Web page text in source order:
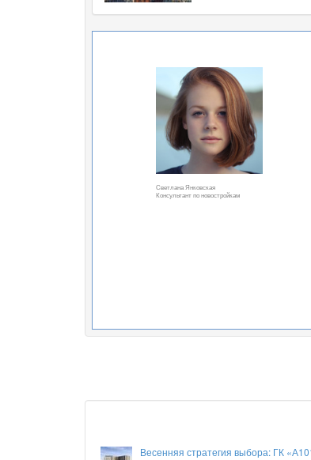
Светлана Янковская
Консультант по новостройкам
Весенняя стратегия выбора: ГК